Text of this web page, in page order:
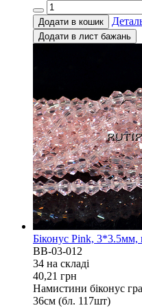
Додати в кошик
Додати в лист бажань
Біконус Pink,
BB-03-012
34 на складi
40,21 грн
Намистини біконус
36см (бл. 117шт)